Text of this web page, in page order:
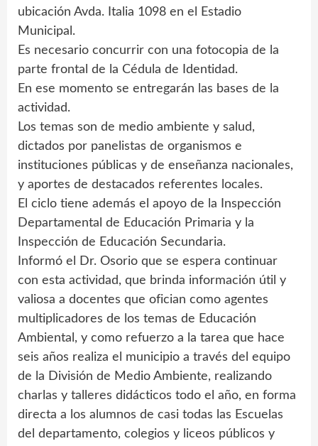
ubicación Avda. Italia 1098 en el Estadio
Municipal.
Es necesario concurrir con una fotocopia de la
parte frontal de la Cédula de Identidad.
En ese momento se entregarán las bases de la
actividad.
Los temas son de medio ambiente y salud,
dictados por panelistas de organismos e
instituciones públicas y de enseñanza nacionales,
y aportes de destacados referentes locales.
El ciclo tiene además el apoyo de la Inspección
Departamental de Educación Primaria y la
Inspección de Educación Secundaria.
Informó el Dr. Osorio que se espera continuar
con esta actividad, que brinda información útil y
valiosa a docentes que ofician como agentes
multiplicadores de los temas de Educación
Ambiental, y como refuerzo a la tarea que hace
seis años realiza el municipio a través del equipo
de la División de Medio Ambiente, realizando
charlas y talleres didácticos todo el año, en forma
directa a los alumnos de casi todas las Escuelas
del departamento, colegios y liceos públicos y